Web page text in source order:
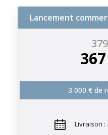
Lancement
3 000 € de
Livraison :